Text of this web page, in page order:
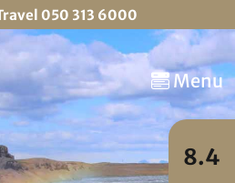
050 313 6000
Menu
8.4